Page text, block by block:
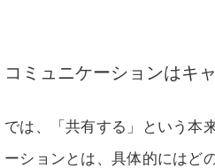
コミュニケーションはキ
では、「共有する」という本
ーションとは、具体的にはど